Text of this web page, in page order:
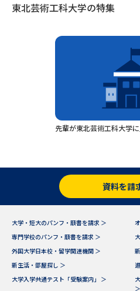
大学入学共通テスト「受験上の
幼稚園教員資格認定試験
大学研究
大学で学べる内容や特徴を調
新増設大学・学部・学科特集
東北芸術工科大学の特集
先輩が東北芸術工科大学
資料を請
大学・短大のパンフ・願書を請求 ＞
専門学校のパンフ・願書を請求 ＞
外国大学日本校・留学関連機関 ＞
新生活・部屋探し ＞
大学入学共通テスト「受験案内」 ＞
＞